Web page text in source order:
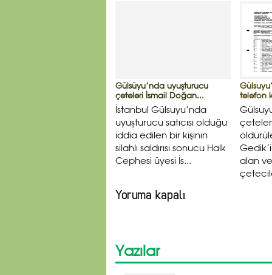
Gülsüyu’nda uyuşturucu
çeteleri İsmail Doğan...
İstanbul Gülsuyu’nda
uyuşturucu satıcısı olduğu
iddia edilen bir kişinin
silahlı saldırısı sonucu Halk
Cephesi üyesi İs...
telefon
çeteler
alan
Yoruma kapalı
Yazılar